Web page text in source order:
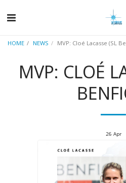
HOME NEWS MVP: Cloé Lacasse (SL
MVP: CLOÉ
26 Apr